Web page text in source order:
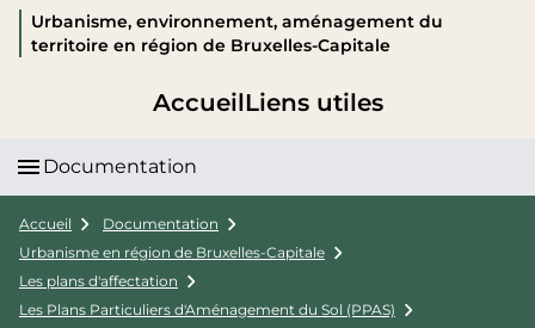
Urbanisme, environnement, aménagement du
territoire en région de Bruxelles-Capitale
AccueilLiens utiles
Documentation
Accueil
Documentation
Urbanisme en région de Bruxelles-Capitale
Les plans d'affectation
Les Plans Particuliers d'Aménagement du Sol (PPAS)